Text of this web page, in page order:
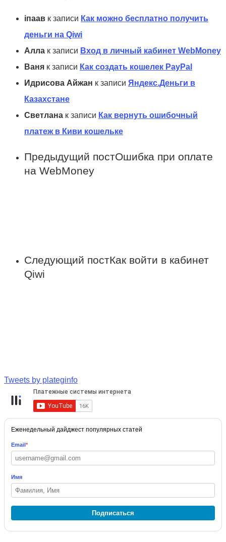
іпаав к записи Как можно бесплатно получить
деньги на Qiwi
Алла к записи Вход в личный кабинет WebMoney
Ваня к записи Как создать кошелек PayPal
Идрисова Айжан к записи Яндекс.Деньги в
Казахстане
Светлана к записи Как вернуть ошибочный
платеж в Киви кошельке
Предыдущий постОшибка при оплате
на WebMoney
Следующий постКак войти в кабинет
Qiwi
Tweets by plateginfo
Еженедельный дайджест популярных статей
Email*
Имя
Подписаться